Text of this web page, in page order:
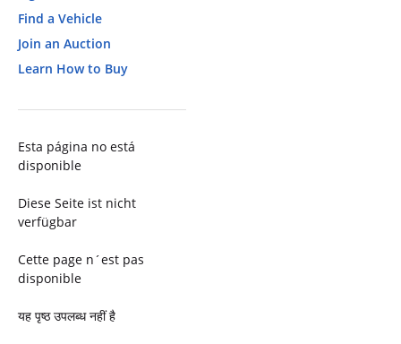
Find a Vehicle
Join an Auction
Learn How to Buy
Esta página no está
disponible
Diese Seite ist nicht
verfügbar
Cette page n´est pas
disponible
यह पृष्ठ उपलब्ध नहीं है